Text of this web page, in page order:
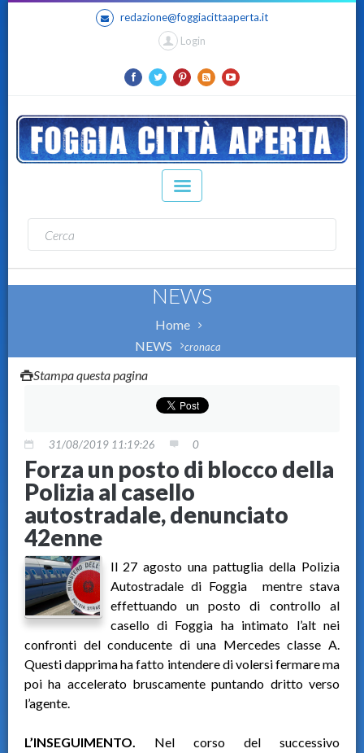
redazione@foggiacittaaperta.it
Login
NEWS
Home
NEWS
cronaca
Stampa questa pagina
31/08/2019 11:19:26 0
Forza un posto di blocco della
Polizia al casello
autostradale, denunciato
42enne
Il 27 agosto una pattuglia della Polizia
Autostradale di Foggia mentre stava
effettuando un posto di controllo al
casello di Foggia ha intimato l’alt nei
confronti del conducente di una Mercedes classe A.
Questi dapprima ha fatto intendere di volersi fermare ma
poi ha accelerato bruscamente puntando dritto verso
l’agente.
L’INSEGUIMENTO. Nel corso del successivo